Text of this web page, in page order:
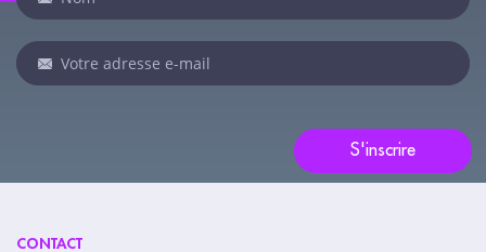
S'inscrire
un
humain,
ne
CONTACT